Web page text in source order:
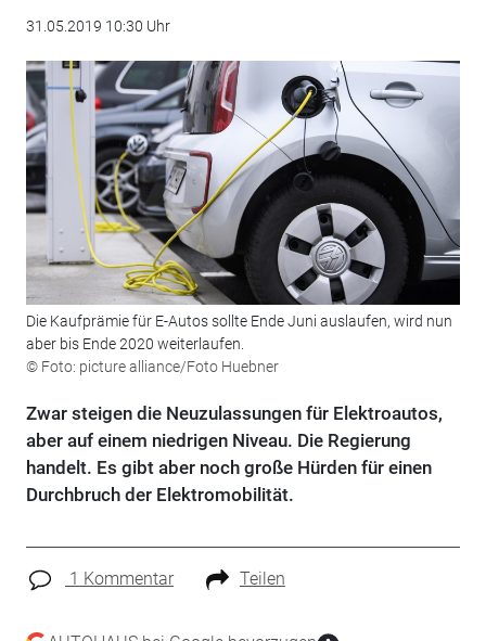
31.05.2019 10:30 Uhr
Die Kaufprämie für E-Autos sollte Ende Juni auslaufen, wird nun
aber bis Ende 2020 weiterlaufen.
© Foto: picture alliance/Foto Huebner
Zwar steigen die Neuzulassungen für Elektroautos,
aber auf einem niedrigen Niveau. Die Regierung
handelt. Es gibt aber noch große Hürden für einen
Durchbruch der Elektromobilität.
1 Kommentar Teilen